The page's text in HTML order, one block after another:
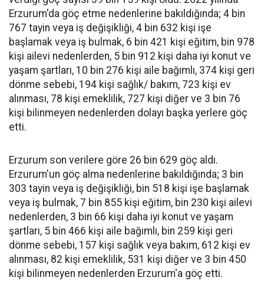
Erzurum'da göç etme nedenlerine bakıldığında; 4 bin
767 tayin veya iş değişikliği, 4 bin 632 kişi işe
başlamak veya iş bulmak, 6 bin 421 kişi eğitim, bin 978
kişi ailevi nedenlerden, 5 bin 912 kişi daha iyi konut ve
yaşam şartları, 10 bin 276 kişi aile bağımlı, 374 kişi geri
dönme sebebi, 194 kişi sağlık/ bakım, 723 kişi ev
alınması, 78 kişi emeklilik, 727 kişi diğer ve 3 bin 76
kişi bilinmeyen nedenlerden dolayı başka yerlere göç
etti.
Erzurum son verilere göre 26 bin 629 göç aldı.
Erzurum'un göç alma nedenlerine bakıldığında; 3 bin
303 tayin veya iş değişikliği, bin 518 kişi işe başlamak
veya iş bulmak, 7 bin 855 kişi eğitim, bin 230 kişi ailevi
nedenlerden, 3 bin 66 kişi daha iyi konut ve yaşam
şartları, 5 bin 466 kişi aile bağımlı, bin 259 kişi geri
dönme sebebi, 157 kişi sağlık veya bakım, 612 kişi ev
alınması, 82 kişi emeklilik, 531 kişi diğer ve 3 bin 450
kişi bilinmeyen nedenlerden Erzurum'a göç etti.